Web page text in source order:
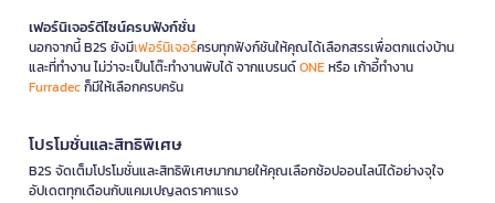
เฟอร์นิเจอร์ดีไซน์ครบฟังก์ชั่น
นอกจากนี้ B2S ยังมีเฟอร์นิเจอร์ครบทุกฟังก์ชันให้คุณได้เลือกสรรเพื่อตกแต่งบ้าน
และที่ทำงาน ไม่ว่าจะเป็นโต๊ะทำงานพับได้ จากแบรนด์ONEหรือ เก้าอี้ทำงาน
Furradecก็มีให้เลือกครบครัน
โปรโมชั่นและสิทธิพิเศษ
B2S จัดเต็มโปรโมชั่นและสิทธิพิเศษมากมายให้คุณเลือกช้อปออนไลน์ได้อย่างจุใจ
อัปเดตทุกเดือนกับแคมเปญลดราคาแรง